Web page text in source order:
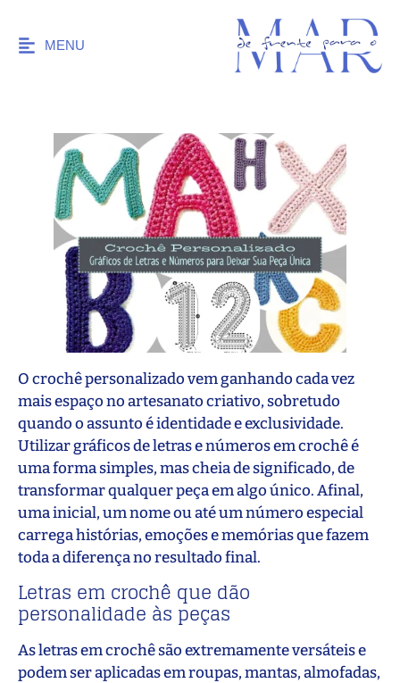
MENU
O crochê personalizado vem ganhando cada vez
mais espaço no artesanato criativo, sobretudo
quando o assunto é identidade e exclusividade.
Utilizar gráficos de letras e números em crochê é
uma forma simples, mas cheia de significado, de
transformar qualquer peça em algo único. Afinal,
uma inicial, um nome ou até um número especial
carrega histórias, emoções e memórias que fazem
toda a diferença no resultado final.
Letras em crochê que dão
personalidade às peças
As letras em crochê são extremamente versáteis e
podem ser aplicadas em roupas, mantas, almofadas,